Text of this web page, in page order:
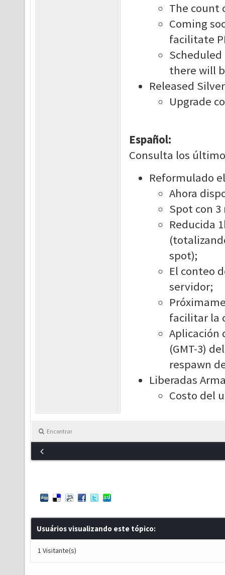
The count
Coming
facilitate
Scheduled
there will
Released
Upgrade
Español:
Consulta los
Reformulado
Ahora
Spot con 3
Reducida
spot);
El conteo
servidor;
facilitar la
Aplicación
(GMT-3)
respawn
Liberadas
Costo del
Encontrar
Usuários visualizando este tópico:
1 Visitante(s)